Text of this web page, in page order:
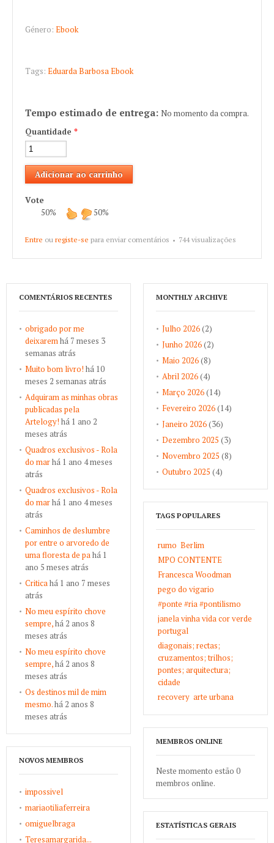
Género: Ebook
Tags: Eduarda BarbosaEbook
Tempo estimado de entrega: No momento da compra.
Quantidade *
Vote
50%
50%
Entre ou registe-se para enviar comentários 744 visualizações
COMENTÁRIOS RECENTES
obrigado por me
deixaremhá 7 meses 3
semanas atrás
Muito bom livro! há 10
meses 2 semanas atrás
Adquiram as minhas obras
publicadas pela
Artelogy! há 1 ano 2
meses atrás
Quadros exclusivos - Rola
do marhá 1 ano 4 meses
atrás
Quadros exclusivos - Rola
do marhá 1 ano 4 meses
atrás
Caminhos de deslumbre
por entre o arvoredo de
uma floresta de pahá 1
ano 5 meses atrás
Criticahá 1 ano 7 meses
atrás
No meu espírito chove
sempre,há 2 anos 8
meses atrás
No meu espírito chove
sempre,há 2 anos 8
meses atrás
Os destinos mil de mim
mesmo.há 2 anos 8
meses atrás
MONTHLY ARCHIVE
Julho 2026(2)
Junho 2026(2)
Maio 2026(8)
Abril 2026(4)
Março 2026(14)
Fevereiro 2026(14)
Janeiro 2026(36)
Dezembro 2025 (3)
Novembro 2025 (8)
Outubro 2025 (4)
TAGS POPULARES
rumo Berlim
MPO CONTENTE
Francesca Woodman
pego do vigario
#ponte #ria #pontilismo
janela vinha vida cor verde
portugal
diagonais; rectas;
cruzamentos; trilhos;
pontes; arquitectura;
cidade
recovery arte urbana
MEMBROS ONLINE
Neste momento estão 0
membros online.
NOVOS MEMBROS
impossivel
mariaotiliaferreira
omiguelbraga
Teresamargarida...
ESTATÍSTICAS GERAIS